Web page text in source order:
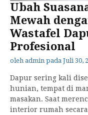
Ubah
Mewah
Wastafel
Profesional
oleh admin pada Juli 30,
Dapur sering kali
hunian, tempat di
masakan. Saat
interior rumah